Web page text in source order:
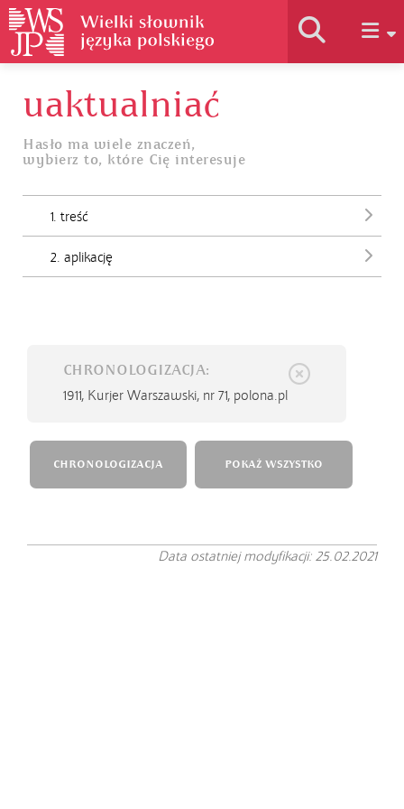
Historia słownika
Jak korzystać
uaktualniać
Hasło ma wiele znaczeń,
wybierz to, które Cię interesuje
1. treść
2. aplikację
CHRONOLOGIZACJA:
1911, Kurjer Warszawski, nr 71, polona.pl
CHRONOLOGIZACJA POKAŻ WSZYSTKO
Data ostatniej modyfikacji: 25.02.2021